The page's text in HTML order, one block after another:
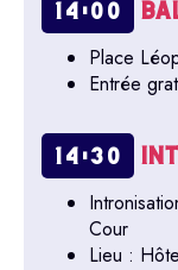
14:00
Place
Entrée
14:30
Cour
Lieu :